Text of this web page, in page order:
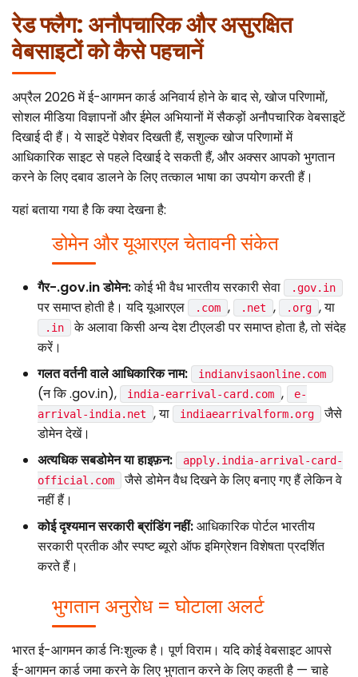
रेड फ्लैग: अनौपचारिक और असुरक्षित
वेबसाइटों को कैसे पहचानें
अप्रैल 2026 में ई-आगमन कार्ड अनिवार्य होने के बाद से, खोज परिणामों,
सोशल मीडिया विज्ञापनों और ईमेल अभियानों में सैकड़ों अनौपचारिक वेबसाइटें
दिखाई दी हैं। ये साइटें पेशेवर दिखती हैं, सशुल्क खोज परिणामों में
आधिकारिक साइट से पहले दिखाई दे सकती हैं, और अक्सर आपको भुगतान
करने के लिए दबाव डालने के लिए तत्काल भाषा का उपयोग करती हैं।
यहां बताया गया है कि क्या देखना है:
डोमेन और यूआरएल चेतावनी संकेत
गैर-.gov.in डोमेन:कोई भी वैध भारतीय सरकारी सेवा .gov.in
पर समाप्त होती है। यदि यूआरएल .com , .net , .org , या
.in
के अलावा किसी अन्य देश टीएलडी पर समाप्त होता है, तो संदेह
करें।
गलत वर्तनी वाले आधिकारिक नाम:
indianvisaonline.com
(न कि .gov.in), india-earrival-card.com ,
e-
arrival-india.net
, या indiaearrivalform.org
जैसे
डोमेन देखें।
अत्यधिक सबडोमेन या हाइफ़न:
apply.india-arrival-card-
official.com
जैसे डोमेन वैध दिखने के लिए बनाए गए हैं लेकिन वे
नहीं हैं।
कोई दृश्यमान सरकारी ब्रांडिंग नहीं:आधिकारिक पोर्टल भारतीय
सरकारी प्रतीक और स्पष्ट ब्यूरो ऑफ इमिग्रेशन विशेषता प्रदर्शित
करते हैं।
भुगतान अनुरोध = घोटाला अलर्ट
भारत ई-आगमन कार्ड निःशुल्क है। पूर्ण विराम। यदि कोई वेबसाइट आपसे
ई-आगमन कार्ड जमा करने के लिए भुगतान करने के लिए कहती है — चाहे